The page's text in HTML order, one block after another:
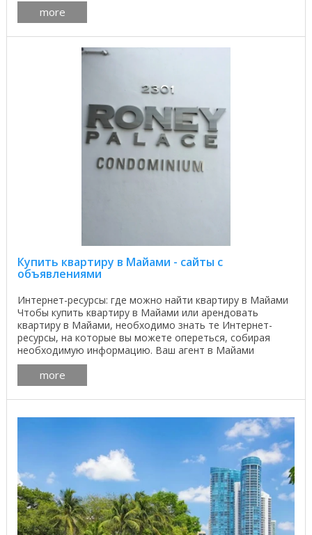
more
Купить квартиру в Майами - сайты с
объявлениями
Интернет-ресурсы: где можно найти квартиру в Майами
Чтобы купить квартиру в Майами или арендовать
квартиру в Майами, необходимо знать те Интернет-
ресурсы, на которые вы можете опереться, собирая
необходимую информацию. Ваш агент в Майами
Мирослава ...
more